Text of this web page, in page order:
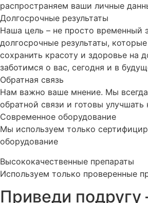
распространяем ваши личные
Долгосрочные результаты
Наша цель – не просто временный
долгосрочные результаты,
сохранить красоту и здоровье на
заботимся о вас, сегодня и в
Обратная связь
Нам важно ваше мнение. Мы
обратной связи и готовы улучшать
Современное оборудование
Мы используем только
оборудование
Высококачественные препараты
Используем только проверенные
Приведи подругу